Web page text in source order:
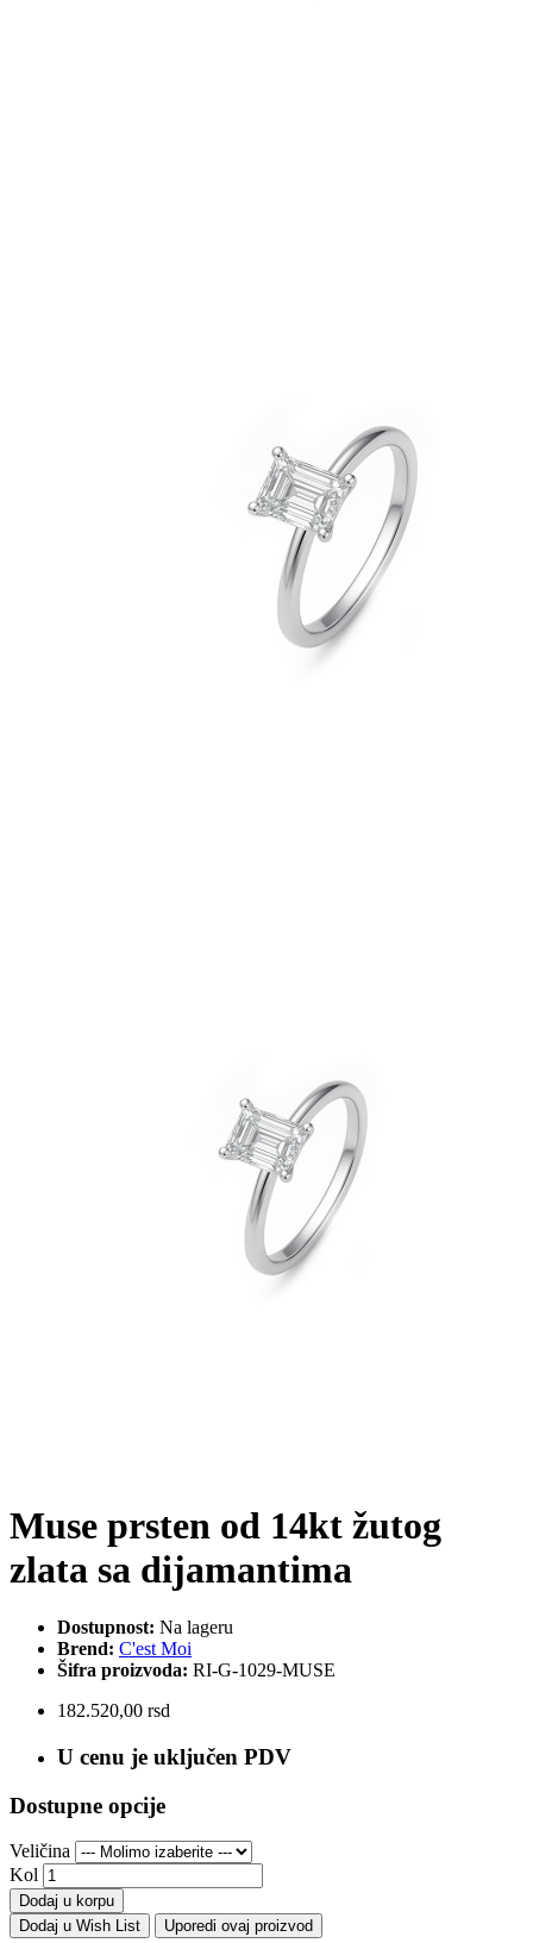
Muse prsten od 14kt žutog
zlata sa dijamantima
Dostupnost: Na lageru
Brend: C'est Moi
Šifra proizvoda: RI-G-1029-MUSE
182.520,00 rsd
U cenu je uključen PDV
Dostupne opcije
Veličina
Kol
Dodaj u korpu
Dodaj u Wish List
Uporedi ovaj proizvod